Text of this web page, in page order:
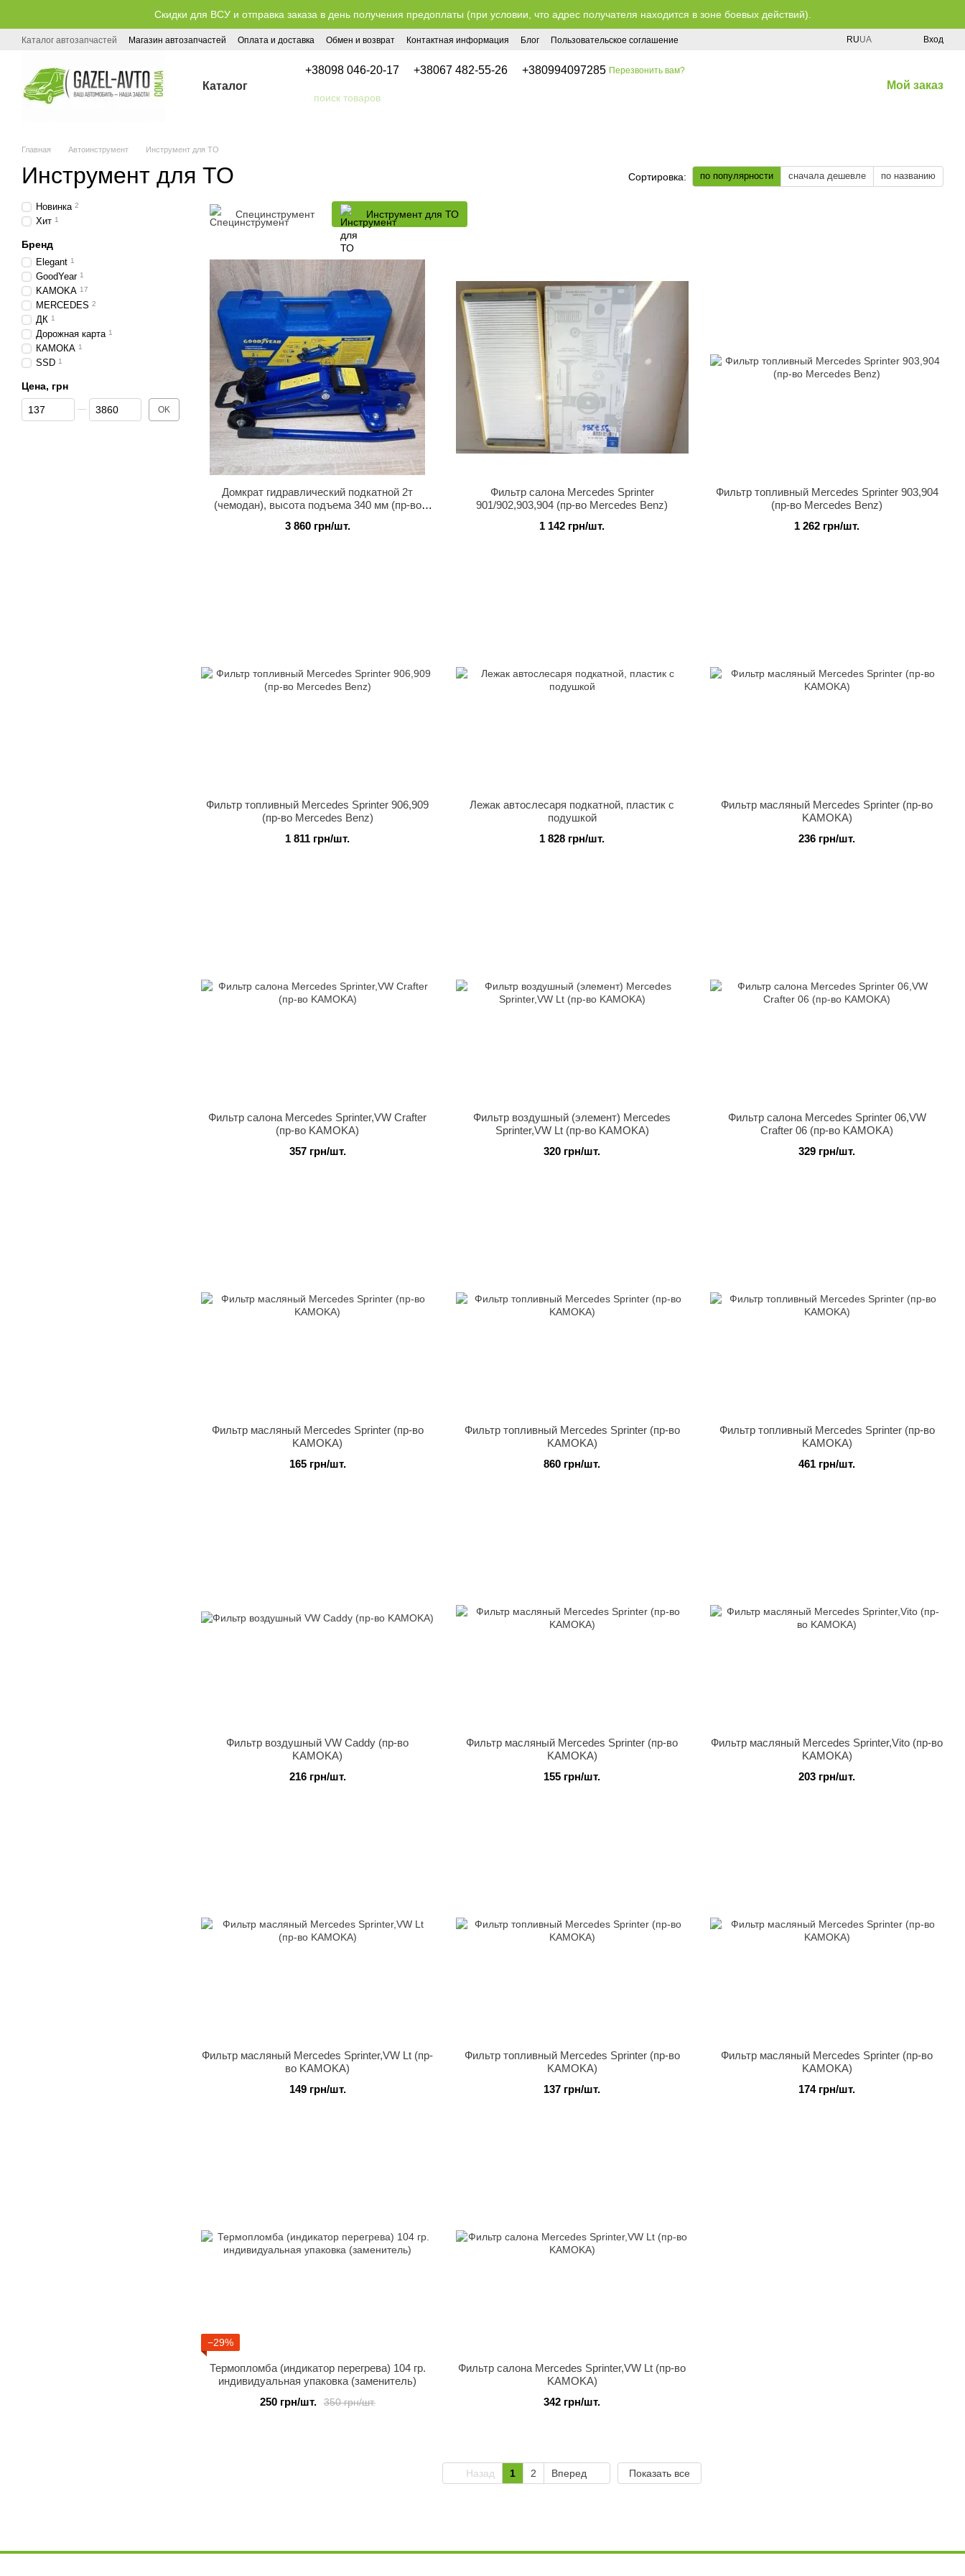
Перейти к основному контентуСкидки для ВСУ и отправка заказа в день получения предоплаты (при условии, что адрес получателя находится в зоне боевых действий).
Каталог автозапчастей Магазин автозапчастей Оплата и доставка Обмен и возврат Контактная информация Блог
Пользовательское соглашение
RUUA Вход
Каталог
+38098 046-20-17 +38067 482-55-26 +380994097285 Перезвонить вам?
Мой заказ
Главная Автоинструмент Инструмент для ТО
Инструмент для ТО Сортировка: по популярности сначала дешевле по названию
Специнструмент Инструмент для ТО
Домкрат гидравлический подкатной 2т
(чемодан), высота подъема 340 мм (пр-во
3 860 грн/шт.
Фильтр салона Mercedes Sprinter
901/902,903,904 (пр-во Mercedes Benz)
1 142 грн/шт.
Фильтр топливный Mercedes Sprinter 903,904
(пр-во Mercedes Benz)
1 262 грн/шт.
Фильтр топливный Mercedes Sprinter 906,909
(пр-во Mercedes Benz)
1 811 грн/шт.
Лежак автослесаря подкатной, пластик с
подушкой
1 828 грн/шт.
Фильтр масляный Mercedes Sprinter (пр-во
KAMOKA)
236 грн/шт.
Фильтр салона Mercedes Sprinter,VW Crafter
(пр-во KAMOKA)
357 грн/шт.
Фильтр воздушный (элемент) Mercedes
Sprinter,VW Lt (пр-во KAMOKA)
320 грн/шт.
Фильтр салона Mercedes Sprinter 06,VW
Crafter 06 (пр-во KAMOKA)
329 грн/шт.
Фильтр масляный Mercedes Sprinter (пр-во
KAMOKA)
165 грн/шт.
Фильтр топливный Mercedes Sprinter (пр-во
KAMOKA)
860 грн/шт.
Фильтр топливный Mercedes Sprinter (пр-во
KAMOKA)
461 грн/шт.
Фильтр воздушный VW Caddy (пр-во
KAMOKA)
216 грн/шт.
Фильтр масляный Mercedes Sprinter (пр-во
KAMOKA)
155 грн/шт.
Фильтр масляный Mercedes Sprinter,Vito (пр-во
KAMOKA)
203 грн/шт.
Фильтр масляный Mercedes Sprinter,VW Lt (пр-
во KAMOKA)
149 грн/шт.
Фильтр топливный Mercedes Sprinter (пр-во
KAMOKA)
137 грн/шт.
Фильтр масляный Mercedes Sprinter (пр-во
KAMOKA)
174 грн/шт.
−29%
Термопломба (индикатор перегрева) 104 гр.
индивидуальная упаковка (заменитель)
350 грн/шт.
250 грн/шт.
Фильтр салона Mercedes Sprinter,VW Lt (пр-во
KAMOKA)
342 грн/шт.
Назад 1 2 Вперед Показать все
Новинка 2
Хит 1
Бренд
Elegant 1
GoodYear 1
KAMOKA 17
MERCEDES 2
ДК 1
Дорожная карта 1
КАМОКА 1
SSD 1
Цена, грн
От Цена, грн
До Цена, грн OK